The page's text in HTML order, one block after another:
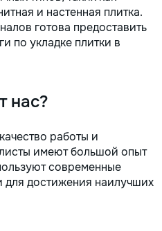
и настенная плитка.
готова предоставить
по укладке плитки в
нас?
работы и
имеют большой опыт
современные
для достижения наилучших